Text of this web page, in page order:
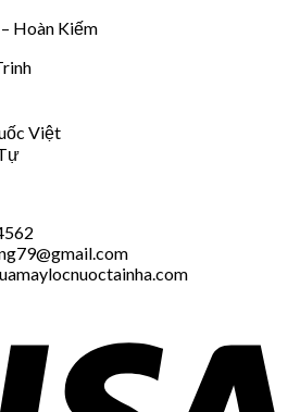
Hoàn Kiếm
Việt